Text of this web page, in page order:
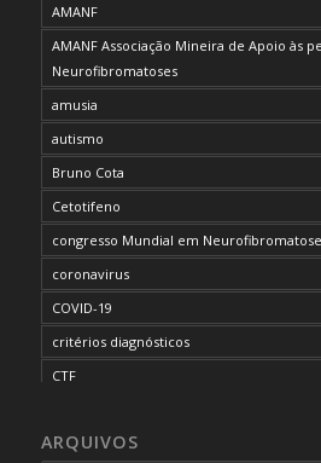
AMANF
AMANF Associação Mineira de Apoio às
Neurofibromatoses
amusia
autismo
Bruno Cota
Cetotifeno
congresso Mundial em
coronavirus
COVID-19
critérios diagnósticos
CTF
desordem do processamento auditivo
ARQUIVOS